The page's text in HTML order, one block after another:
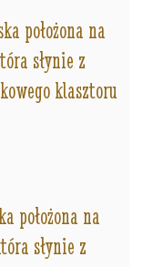
położona na
słynie z
klasztoru
położona na
słynie z